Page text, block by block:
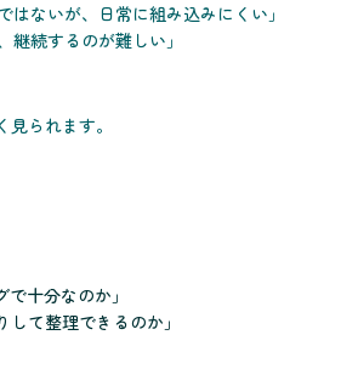
はないが、日常に組み込みにくい」
継続するのが難しい」
られます。
で十分なのか」
して整理できるのか」